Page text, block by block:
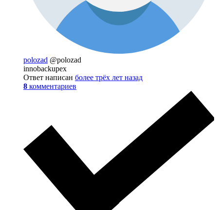
polozad @polozad
innobackupex
Ответ написан более трёх лет назад
8 комментариев